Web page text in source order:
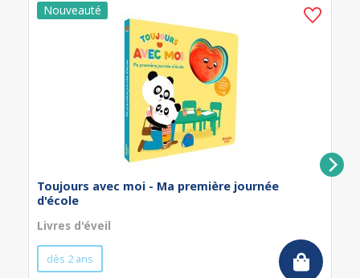
Toujours avec moi - Ma première journée
d'école
Livres d'éveil
dès 2 ans